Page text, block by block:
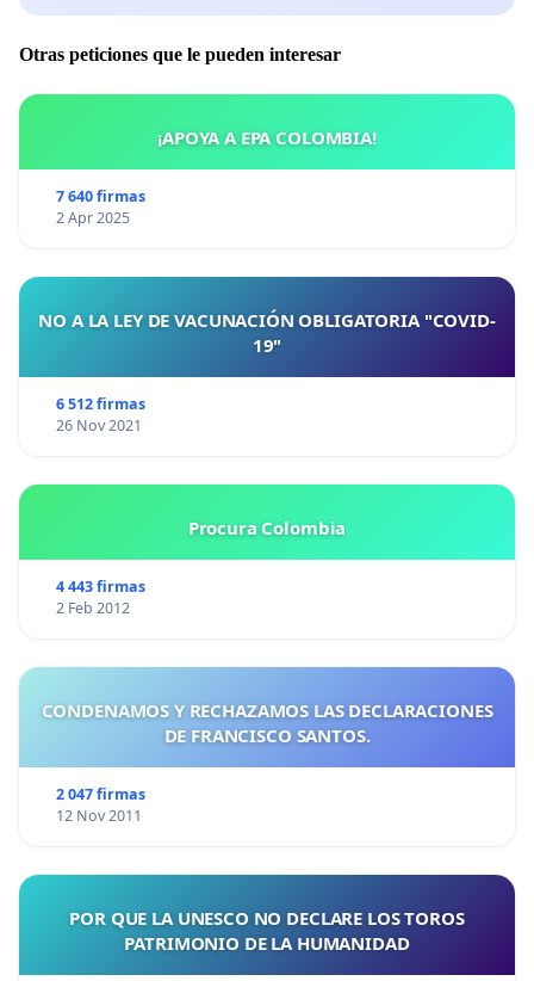
Otras peticiones que le pueden interesar
¡APOYA A EPA COLOMBIA!
7 640 firmas
2 Apr 2025
NO A LA LEY DE VACUNACIÓN OBLIGATORIA "COVID-
19"
6 512 firmas
26 Nov 2021
Procura Colombia
4 443 firmas
2 Feb 2012
CONDENAMOS Y RECHAZAMOS LAS DECLARACIONES
DE FRANCISCO SANTOS.
2 047 firmas
12 Nov 2011
POR QUE LA UNESCO NO DECLARE LOS TOROS
PATRIMONIO DE LA HUMANIDAD